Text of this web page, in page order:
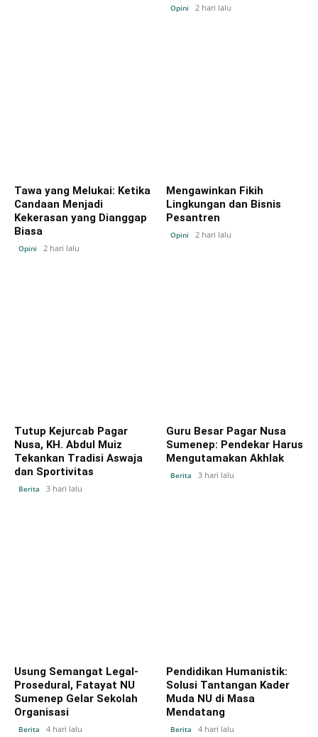
Opini 2 hari lalu
Tawa yang Melukai: Ketika
Candaan Menjadi
Kekerasan yang Dianggap
Biasa
Opini 2 hari lalu
Mengawinkan Fikih
Lingkungan dan Bisnis
Pesantren
Opini 2 hari lalu
Tutup Kejurcab Pagar
Nusa, KH. Abdul Muiz
Tekankan Tradisi Aswaja
dan Sportivitas
Berita 3 hari lalu
Guru Besar Pagar Nusa
Sumenep: Pendekar Harus
Mengutamakan Akhlak
Berita 3 hari lalu
Usung Semangat Legal-
Prosedural, Fatayat NU
Sumenep Gelar Sekolah
Organisasi
Berita 4 hari lalu
Pendidikan Humanistik:
Solusi Tantangan Kader
Muda NU di Masa
Mendatang
Berita 4 hari lalu